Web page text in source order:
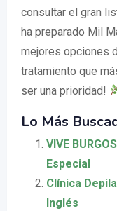
consultar el gran
ha preparado Mil
mejores opciones
tratamiento que
ser una prioridad!
Lo Más
VIVE
Especial
Clínica
Inglés